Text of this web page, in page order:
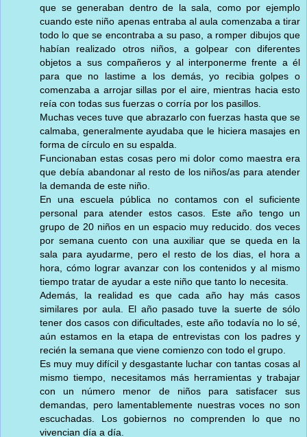
que se generaban dentro de la sala, como por ejemplo
cuando este niño apenas entraba al aula comenzaba a tirar
todo lo que se encontraba a su paso, a romper dibujos que
habían realizado otros niños, a golpear con diferentes
objetos a sus compañeros y al interponerme frente a él
para que no lastime a los demás, yo recibia golpes o
comenzaba a arrojar sillas por el aire, mientras hacia esto
reía con todas sus fuerzas o corría por los pasillos.
Muchas veces tuve que abrazarlo con fuerzas hasta que se
calmaba, generalmente ayudaba que le hiciera masajes en
forma de círculo en su espalda.
Funcionaban estas cosas pero mi dolor como maestra era
que debía abandonar al resto de los niños/as para atender
la demanda de este niño.
En una escuela pública no contamos con el suficiente
personal para atender estos casos. Este año tengo un
grupo de 20 niños en un espacio muy reducido. dos veces
por semana cuento con una auxiliar que se queda en la
sala para ayudarme, pero el resto de los dias, el hora a
hora, cómo lograr avanzar con los contenidos y al mismo
tiempo tratar de ayudar a este niño que tanto lo necesita.
Además, la realidad es que cada año hay más casos
similares por aula. El año pasado tuve la suerte de sólo
tener dos casos con dificultades, este año todavía no lo sé,
aún estamos en la etapa de entrevistas con los padres y
recién la semana que viene comienzo con todo el grupo.
Es muy muy difícil y desgastante luchar con tantas cosas al
mismo tiempo, necesitamos más herramientas y trabajar
con un número menor de niños para satisfacer sus
demandas, pero lamentablemente nuestras voces no son
escuchadas. Los gobiernos no comprenden lo que no
vivencian día a día.